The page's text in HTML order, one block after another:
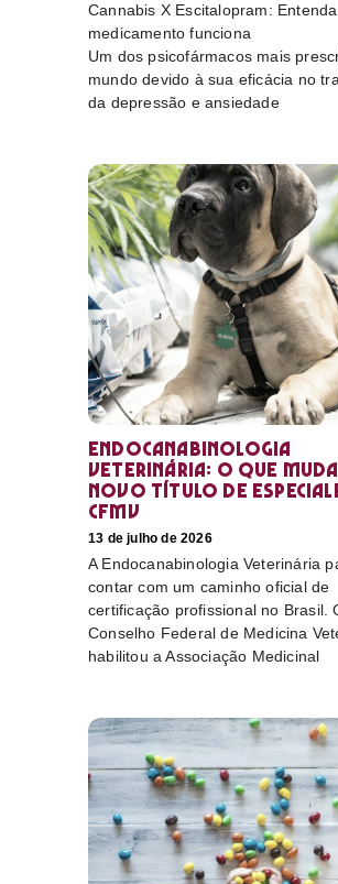
Cannabis X Escitalopram:
medicamento funciona
Um dos psicofármacos mais
mundo devido à sua eficácia no
da depressão e ansiedade
Endocanabinologia
Veterinária: o que
novo título de
CFMV
13 de julho de 2026
A Endocanabinologia Veterinária
contar com um caminho oficial de
certificação profissional no Brasil.
Conselho Federal de Medicina
habilitou a Associação Medicinal